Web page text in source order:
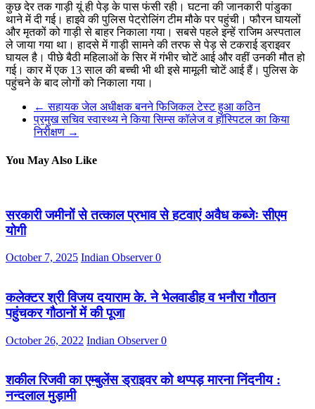
कुछ देर तक गाड़ी यूं ही पेड़ के पास फंसी रही। घटना की जानकारी पांडुका
थाने में दी गई। हाइवे की पुलिस पेट्रोलिंग टीम मौके पर पहुंची। फौरन घायलों
और मृतकों को गाड़ी से बाहर निकाला गया। सबसे पहले इन्हें राजिम अस्पताल
ले जाया गया था। हादसे में गाड़ी सामने की तरफ से पेड़ से टकराई ड्राइवर
घायल है। पीछे बैठी महिलाओं के सिर में गंभीर चोटें आई और वहीं उनकी मौत हो
गई। कार में एक 13 साल की बच्ची भी थी इसे मामूली चोटें आई हैं। पुलिस के
पहुंचने के बाद लोगों को निकाला गया।
← सहायक जेल अधीक्षक बनने फिजिकल टेस्ट हुआ कठिन
प्रमुख सचिव स्वास्थ्य ने किया सिम्स कॉलेज व हॉस्पिटल का किया
निरीक्षण →
You May Also Like
सरकारी जमीनों से तत्काल प्रभाव से हटवाएं अवैध कब्जेः सीएम
योगी
October 7, 2025 Indian Observer0
कलेक्टर श्री विजय दयाराम के. ने भेलवाडीह व भनौरा गौठान
पहुंचकर गौठानों में की पूजा
October 26, 2022 Indian Observer0
शकील रिजवी का एम्बुलेंस ड्राइवर को थप्पड़ मारना निंदनीय :
नन्दलाल मुड़ामी